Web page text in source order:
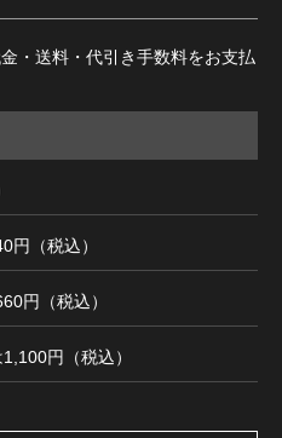
・送料・代引き手数料をお支払
円（税込）
円（税込）
円（税込）